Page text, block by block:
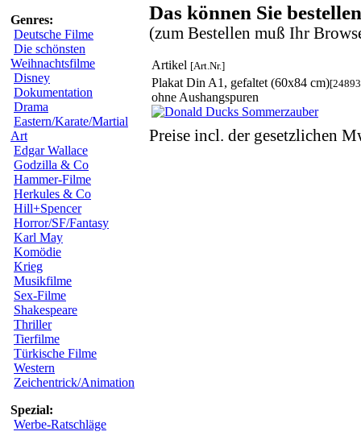
Genres:
Deutsche Filme
Die schönsten
Weihnachtsfilme
Disney
Dokumentation
Drama
Eastern/Karate/Martial
Art
Edgar Wallace
Godzilla & Co
Hammer-Filme
Herkules & Co
Hill+Spencer
Horror/SF/Fantasy
Karl May
Komödie
Krieg
Musikfilme
Sex-Filme
Shakespeare
Thriller
Tierfilme
Türkische Filme
Western
Zeichentrick/Animation
Spezial:
Werbe-Ratschläge
Das können Sie
(zum Bestellen muß Ihr
Artikel [Art.Nr.]
Plakat Din A1, gefaltet (60x84 cm)
ohne Aushangspuren
Preise incl. der gesetzlichen